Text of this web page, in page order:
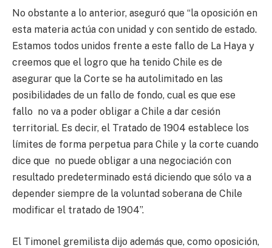
No obstante a lo anterior, aseguró que “la oposición en
esta materia actúa con unidad y con sentido de estado.
Estamos todos unidos frente a este fallo de La Haya y
creemos que el logro que ha tenido Chile es de
asegurar que la Corte se ha autolimitado en las
posibilidades de un fallo de fondo, cual es que ese
fallo no va a poder obligar a Chile a dar cesión
territorial. Es decir, el Tratado de 1904 establece los
límites de forma perpetua para Chile y la corte cuando
dice que no puede obligar a una negociación con
resultado predeterminado está diciendo que sólo va a
depender siempre de la voluntad soberana de Chile
modificar el tratado de 1904”.
El Timonel gremilista dijo además que, como oposición,